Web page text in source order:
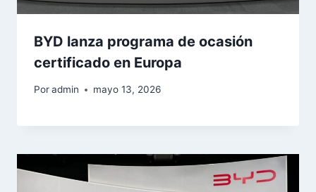
BYD lanza programa de ocasión
certificado en Europa
Poradmin mayo 13, 2026